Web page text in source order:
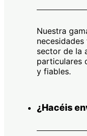
Nuestra
sector de la
particulares
y fiables.
¿Hacéis